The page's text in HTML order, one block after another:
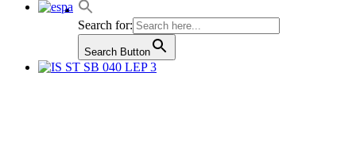
Search for:
Search Button